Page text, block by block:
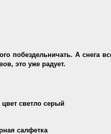
побездельничать. А снега
это уже радует.
светло серый
салфетка